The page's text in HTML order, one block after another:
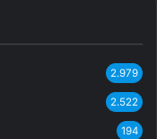
2.979
2.522
194